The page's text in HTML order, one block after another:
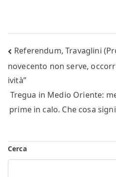
Navigazione
articoli
Referendum, Travaglini
novecento non serve,
ività”
Tregua in Medio Oriente:
prime in calo. Che cosa
Cerca